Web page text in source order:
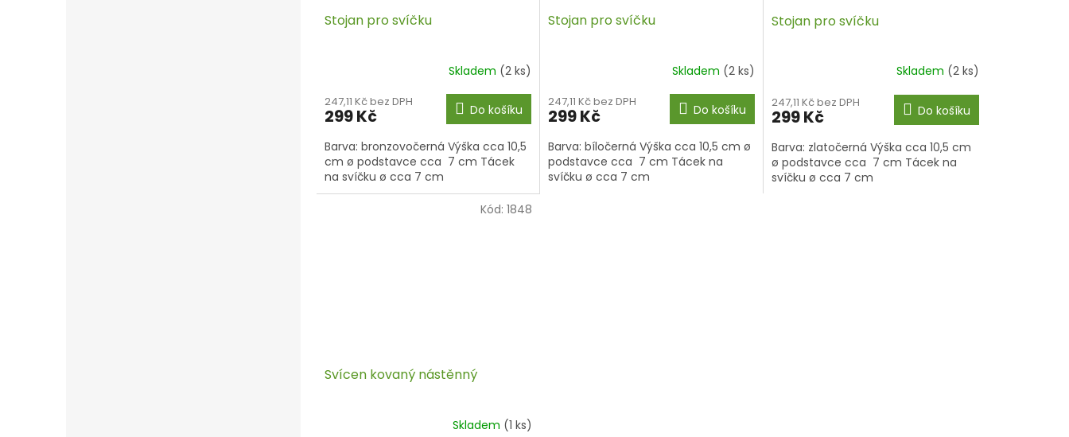
Stojan pro svíčku
Skladem (2 ks)
247,11 Kč bez DPH
299 Kč Do košíku
Barva: bronzovočerná Výška cca 10,5
cm ø podstavce cca 7 cm Tácek
na svíčku ø cca 7 cm
Stojan pro svíčku
Skladem (2 ks)
247,11 Kč bez DPH
299 Kč Do košíku
Barva: bíločerná Výška cca 10,5 cm ø
podstavce cca 7 cm Tácek na
svíčku ø cca 7 cm
Stojan pro svíčku
Skladem (2 ks)
247,11 Kč bez DPH
299 Kč Do košíku
Barva: zlatočerná Výška cca 10,5 cm
ø podstavce cca 7 cm Tácek na
svíčku ø cca 7 cm
Svícen kovaný nástěnný
Skladem (1 ks)
Kód: 1848